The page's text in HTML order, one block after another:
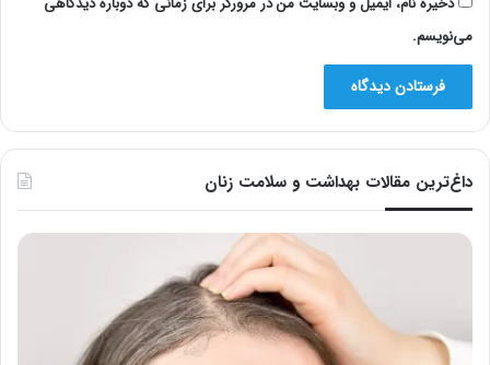
می‌نویسم.
داغ‌ترین مقالات بهداشت و سلامت زنان